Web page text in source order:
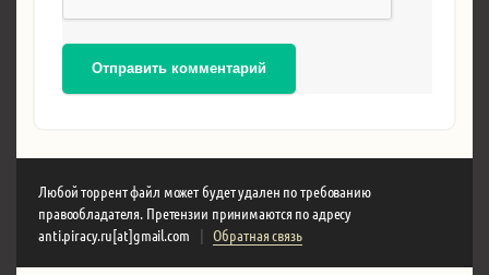
Отправить комментарий
Любой торрент файл может будет удален по требованию
правообладателя. Претензии принимаются по адресу
anti.piracy.ru[at]gmail.com
| Обратная связь